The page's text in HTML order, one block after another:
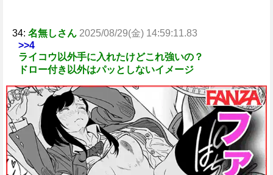
34: 名無しさん 2025/08/29(金) 14:59:11.83
>>4
ライコウ以外手に入れたけどこれ強いの？
ドロー付き以外はパッとしないイメージ